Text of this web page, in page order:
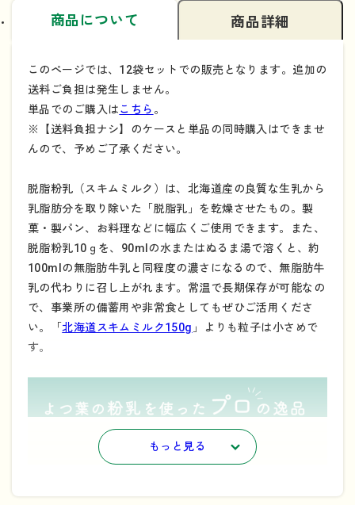
商品について 商品詳細
このページでは、12袋セットでの販売となります。追加の
送料ご負担は発生しません。
単品でのご購入はこちら 。
※【送料負担ナシ】のケースと単品の同時購入はできませ
んので、予めご了承ください。
脱脂粉乳（スキムミルク）は、北海道産の良質な生乳から
乳脂肪分を取り除いた「脱脂乳」を乾燥させたもの。製
菓・製パン、お料理などに幅広くご使用できます。また、
脱脂粉乳10ｇを、90mlの水またはぬるま湯で溶くと、約
100mlの無脂肪牛乳と同程度の濃さになるので、無脂肪牛
乳の代わりに召し上がれます。常温で長期保存が可能なの
で、事業所の備蓄用や非常食としてもぜひご活用くださ
い。「北海道スキムミルク150g 」よりも粒子は小さめで
す。
もっと見る